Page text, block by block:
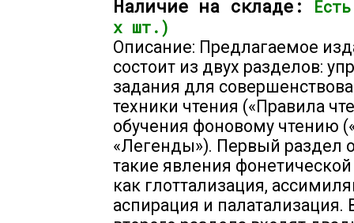
Наличие на складе:
х шт.)
Описание: Предлагаемое
состоит из двух разделов:
задания для
техники чтения («Правила
обучения фоновому чтению
«Легенды»). Первый раздел
такие явления
как глоттализация,
аспирация и палатализация.